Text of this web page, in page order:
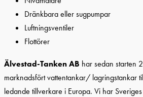
Dränkbara eller sugpumpar
Luftningsventiler
Flottörer
Älvestad-Tanken AB har sedan starten
marknadsfört vattentankar/ lagringstankar
ledande tillverkare i Europa. Vi har